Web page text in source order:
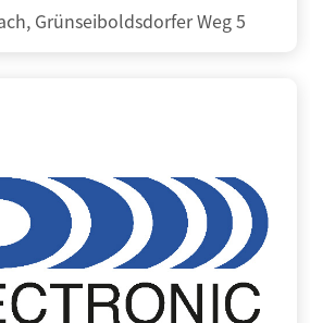
Grünseiboldsdorfer Weg 5